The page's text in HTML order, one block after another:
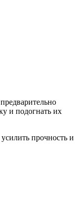
и подогнать их
прочность и